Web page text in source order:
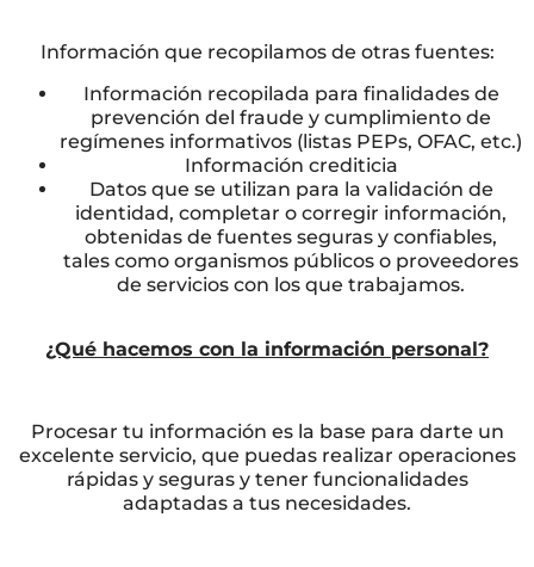
Información que recopilamos de otras fuentes:
Información recopilada para finalidades de
prevención del fraude y cumplimiento de
regímenes informativos (listas PEPs, OFAC, etc.)
Información crediticia
Datos que se utilizan para la validación de
identidad, completar o corregir información,
obtenidas de fuentes seguras y confiables,
tales como organismos públicos o proveedores
de servicios con los que trabajamos.
¿Qué hacemos con la información personal?
Procesar tu información es la base para darte un
excelente servicio, que puedas realizar operaciones
rápidas y seguras y tener funcionalidades
adaptadas a tus necesidades.